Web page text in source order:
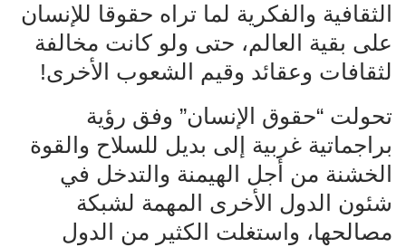
الثقافية والفكرية لما تراه حقوقا للإنسان
على بقية العالم، حتى ولو كانت مخالفة
لثقافات وعقائد وقيم الشعوب الأخرى!
تحولت “حقوق الإنسان” وفق رؤية
براجماتية غربية إلى بديل للسلاح والقوة
الخشنة من أجل الهيمنة والتدخل في
شئون الدول الأخرى المهمة لشبكة
مصالحها، واستغلت الكثير من الدول